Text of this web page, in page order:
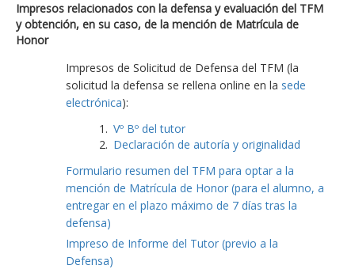
Impresos relacionados con la defensa y evaluación del TFM
y obtención, en su caso, de la mención de Matrícula de
Honor
Impresos de Solicitud de Defensa del TFM (la
solicitud la defensa se rellena online en la sede
electrónica):
Vº Bº del tutor
Declaración de autoría y originalidad
Formulario resumen del TFM para optar a la
mención de Matrícula de Honor (para el alumno, a
entregar en el plazo máximo de 7 días tras la
defensa)
Impreso de Informe del Tutor (previo a la
Defensa)